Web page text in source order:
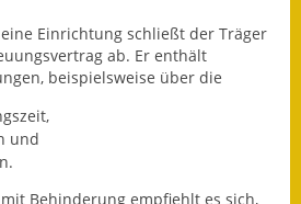
Fundbehörde
Gemeinderat
Einrichtung schließt der Träger
ab. Er enthält
beispielsweise über die
und
Behinderung empfiehlt es sich,